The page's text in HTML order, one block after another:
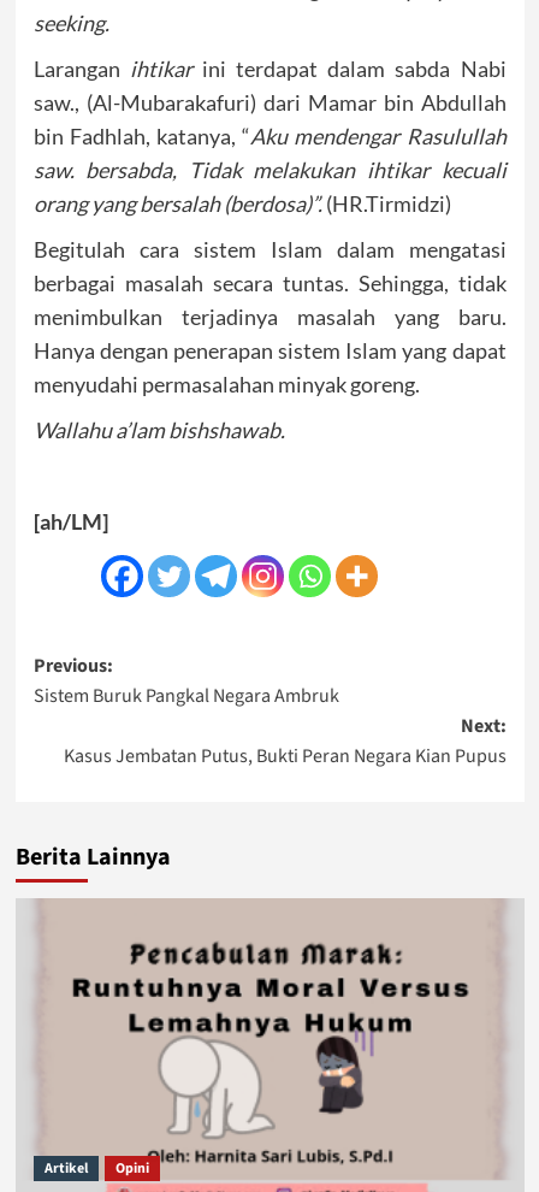
seeking.
Larangan ihtikarini terdapat dalam sabda Nabi
saw., (Al-Mubarakafuri) dari Mamar bin Abdullah
bin Fadhlah, katanya, “Aku mendengar Rasulullah
saw. bersabda, Tidak melakukan ihtikar kecuali
orang yang bersalah (berdosa)”.(HR.Tirmidzi)
Begitulah cara sistem Islam dalam mengatasi
berbagai masalah secara tuntas. Sehingga, tidak
menimbulkan terjadinya masalah yang baru.
Hanya dengan penerapan sistem Islam yang dapat
menyudahi permasalahan minyak goreng.
Wallahu a’lam bishshawab.
[ah/LM]
Post
navigation
Previous:
Sistem Buruk Pangkal Negara Ambruk
Next:
Kasus Jembatan Putus, Bukti Peran Negara Kian Pupus
Berita Lainnya
Artikel Opini